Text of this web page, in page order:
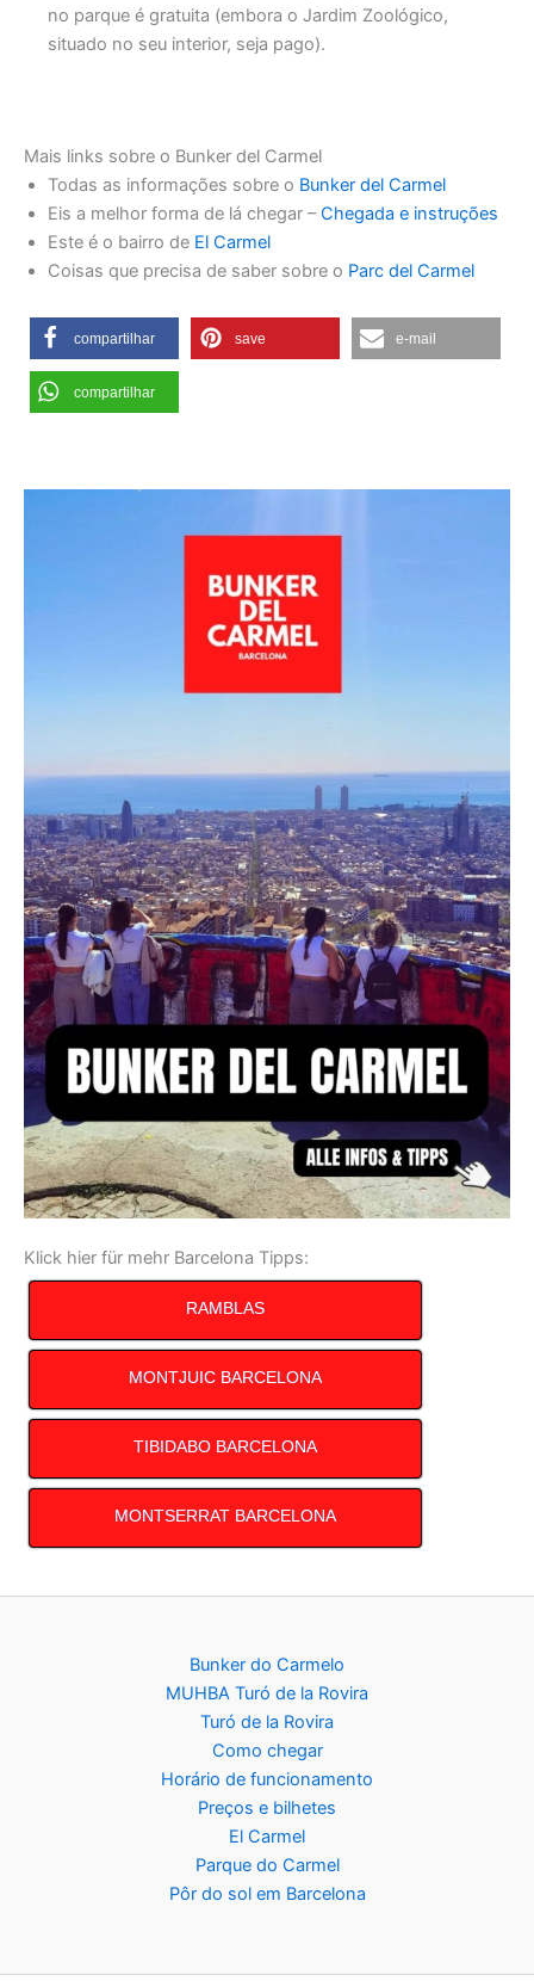
no parque é gratuita (embora o Jardim Zoológico,
situado no seu interior, seja pago).
Mais links sobre o Bunker del Carmel
Todas as informações sobre o Bunker del Carmel
Eis a melhor forma de lá chegar –Chegada e instruções
Este é o bairro de El Carmel
Coisas que precisa de saber sobre o Parc del Carmel
compartilhar save e-mail
compartilhar
Klick hier für mehr Barcelona Tipps:
RAMBLAS
MONTJUIC BARCELONA
TIBIDABO BARCELONA
MONTSERRAT BARCELONA
Bunker do Carmelo
MUHBA Turó de la Rovira
Turó de la Rovira
Como chegar
Horário de funcionamento
Preços e bilhetes
El Carmel
Parque do Carmel
Pôr do sol em Barcelona